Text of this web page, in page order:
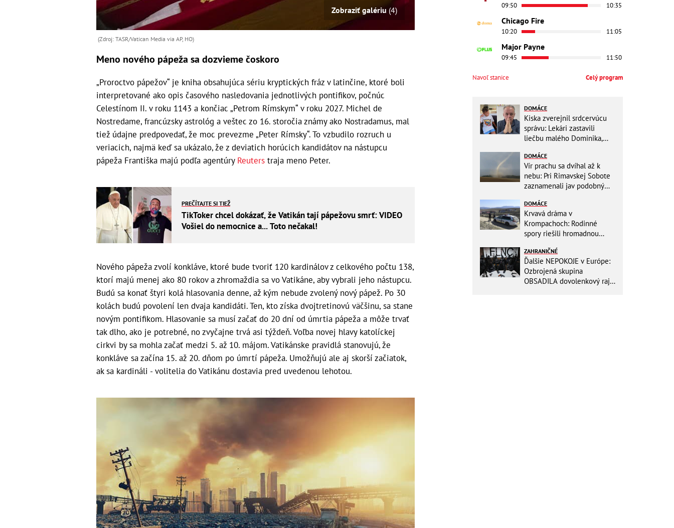
Zobraziť galériu (4)
(Zdroj: TASR/Vatican Media via AP, HO)
Meno nového pápeža sa dozvieme čoskoro
„Proroctvo pápežov“ je kniha obsahujúca sériu kryptických fráz v latinčine, ktoré boli
interpretované ako opis časového nasledovania jednotlivých pontifikov, počnúc
Celestínom II. v roku 1143 a končiac „Petrom Rímskym“ v roku 2027. Michel de
Nostredame, francúzsky astrológ a veštec zo 16. storočia známy ako Nostradamus, mal
tiež údajne predpovedať, že moc prevezme „Peter Rímsky“. To vzbudilo rozruch u
veriacich, najmä keď sa ukázalo, že z deviatich horúcich kandidátov na nástupcu
pápeža Františka majú podľa agentúry Reuters traja meno Peter.
PREČÍTAJTE SI TIEŽ
TikToker chcel dokázať, že Vatikán tají pápežovu smrť: VIDEO
Vošiel do nemocnice a... Toto nečakal!
Nového pápeža zvolí konkláve, ktoré bude tvoriť 120 kardinálov z celkového počtu 138,
ktorí majú menej ako 80 rokov a zhromaždia sa vo Vatikáne, aby vybrali jeho nástupcu.
Budú sa konať štyri kolá hlasovania denne, až kým nebude zvolený nový pápež. Po 30
kolách budú povolení len dvaja kandidáti. Ten, kto získa dvojtretinovú väčšinu, sa stane
novým pontifikom. Hlasovanie sa musí začať do 20 dní od úmrtia pápeža a môže trvať
tak dlho, ako je potrebné, no zvyčajne trvá asi týždeň. Voľba novej hlavy katolíckej
cirkvi by sa mohla začať medzi 5. až 10. májom. Vatikánske pravidlá stanovujú, že
konkláve sa začína 15. až 20. dňom po úmrtí pápeža. Umožňujú ale aj skorší začiatok,
ak sa kardináli - volitelia do Vatikánu dostavia pred uvedenou lehotou.
09:50 10:35
Chicago Fire
10:20 11:05
Major Payne
09:45 11:50
Navoľ stanice Celý program
DOMÁCE
Kiska zverejnil srdcervúcu
správu: Lekári zastavili
liečbu malého Dominika,
týždne života
DOMÁCE
Vír prachu sa dvíhal až k
nebu: Pri Rimavskej Sobote
zaznamenali jav podobný
DOMÁCE
Krvavá dráma v
Krompachoch: Rodinné
spory riešili hromadnou
ZAHRANIČNÉ
Ďalšie NEPOKOJE v Európe:
Ozbrojená skupina
OBSADILA dovolenkový raj,